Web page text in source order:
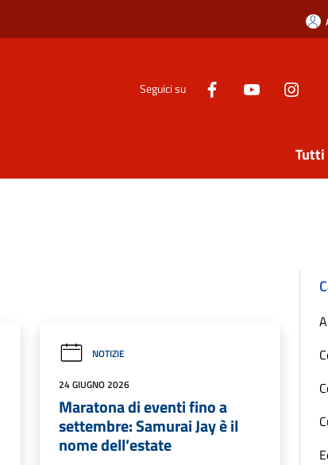
Seguici su
NOTIZIE
24 GIUGNO 2026
Maratona di eventi fino a
settembre: Samurai Jay è il
nome dell’estate